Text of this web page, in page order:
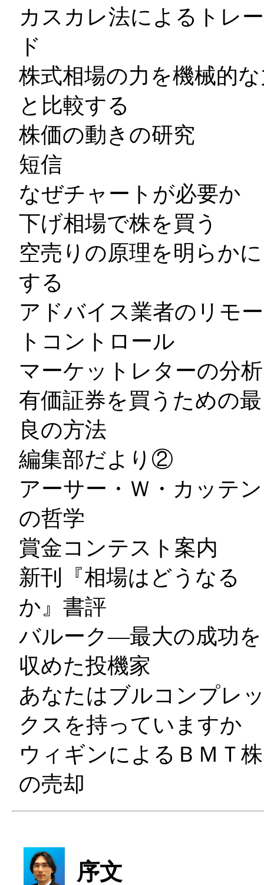
カスカレ法によるトレー
ド
株式相場の力を機械的
と比較する
株価の動きの研究
短信
なぜチャートが必要か
下げ相場で株を買う
空売りの原理を明らかに
する
アドバイス業者のリモー
トコントロール
マーケットレターの分析
有価証券を買うための最
良の方法
編集部だより②
アーサー・Ｗ・カッテン
の哲学
賞金コンテスト案内
新刊『相場はどうなる
か』書評
バルーク―最大の成功を
収めた投機家
あなたはブルコンプレ
クスを持っていますか
ウィギンによるＢＭＴ株
の売却
序文